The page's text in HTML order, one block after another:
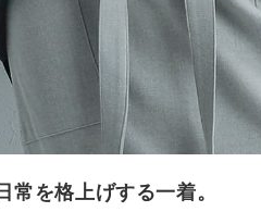
を格上げする一着。